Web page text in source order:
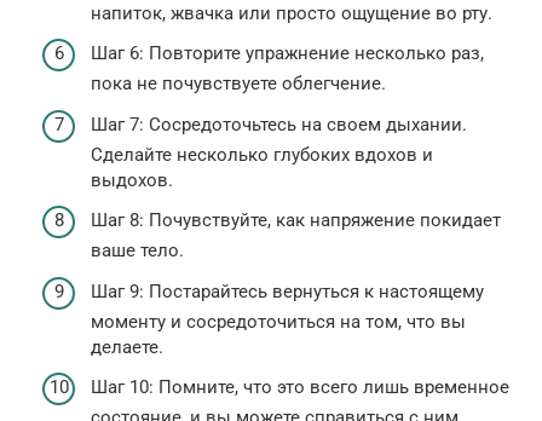
напиток, жвачка или просто ощущение во рту.
Шаг 6: Повторите упражнение несколько раз,
пока не почувствуете облегчение.
Шаг 7: Сосредоточьтесь на своем дыхании.
Сделайте несколько глубоких вдохов и
выдохов.
Шаг 8: Почувствуйте, как напряжение покидает
ваше тело.
Шаг 9: Постарайтесь вернуться к настоящему
моменту и сосредоточиться на том, что вы
делаете.
Шаг 10: Помните, что это всего лишь временное